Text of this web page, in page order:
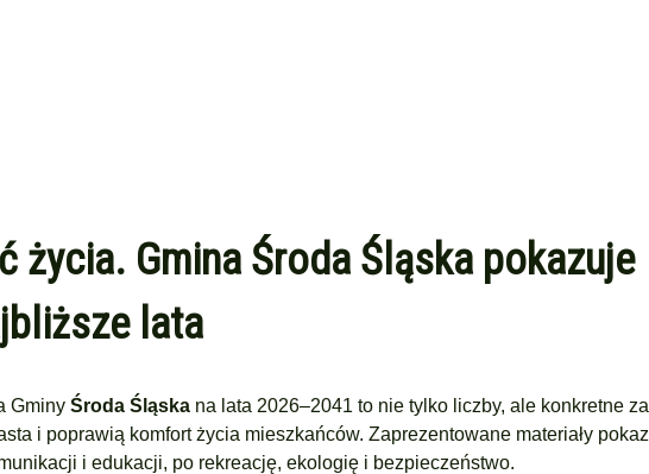
życia. Gmina Środa Śląska pokazuje
lata
Gminy Środa Śląska na lata 2026–2041 to nie tylko liczby, ale konkretne
i poprawią komfort życia mieszkańców. Zaprezentowane materiały
i edukacji, po rekreację, ekologię i bezpieczeństwo.